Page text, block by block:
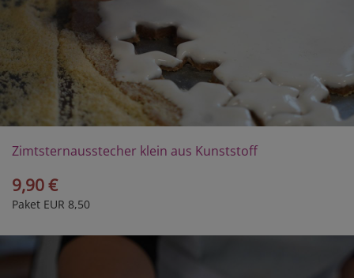
Zimtsternausstecher klein aus Kunststoff
9,90 €
Paket EUR 8,50